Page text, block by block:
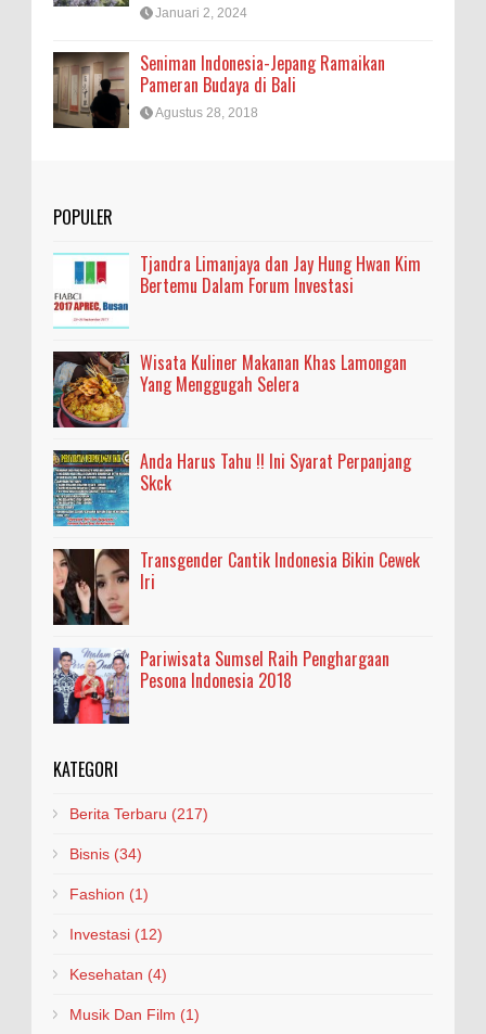
Januari 2, 2024
Seniman Indonesia-Jepang Ramaikan
Pameran Budaya di Bali
Agustus 28, 2018
POPULER
Tjandra Limanjaya dan Jay Hung Hwan Kim
Bertemu Dalam Forum Investasi
Wisata Kuliner Makanan Khas Lamongan
Yang Menggugah Selera
Anda Harus Tahu !! Ini Syarat Perpanjang
Skck
Transgender Cantik Indonesia Bikin Cewek
Iri
Pariwisata Sumsel Raih Penghargaan
Pesona Indonesia 2018
KATEGORI
Berita Terbaru (217)
Bisnis (34)
Fashion (1)
Investasi (12)
Kesehatan (4)
Musik Dan Film (1)